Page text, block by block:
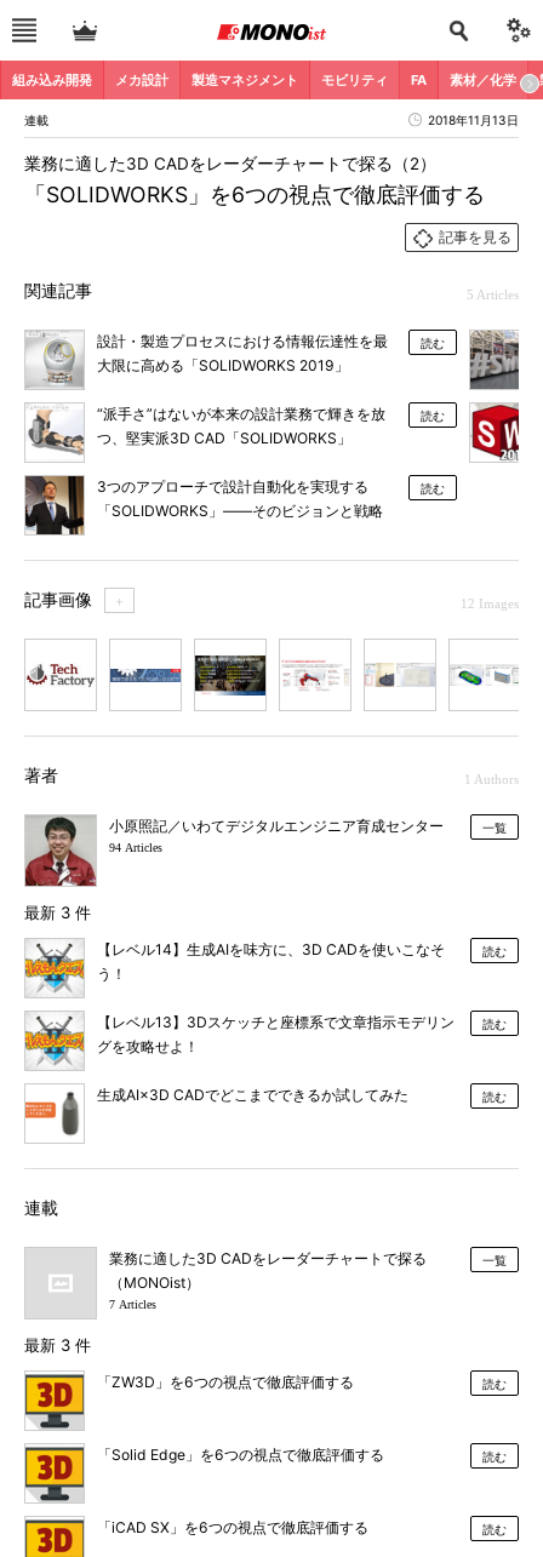
組み込み開発 メカ設計 製造マネジメント モビリティ FA 素材／化学
連載 2018年11月13日
「SOLIDWORKS」を6つの視点で徹底評価する
業務に適した3D CADをレーダーチャートで探る（2）
記事を見る
関連記事 5 Articles
設計・製造プロセスにおける情報伝達性を最
大限に高める「SOLIDWORKS 2019」
読む
“派手さ”はないが本来の設計業務で輝きを放
つ、堅実派3D CAD「SOLIDWORKS」
読む
3つのアプローチで設計自動化を実現する
「SOLIDWORKS」――そのビジョンと戦略
読む
記事画像 ＋ 12 Images
著者 1 Authors
小原照記／いわてデジタルエンジニア育成センター
94 Articles
一覧
最新 3 件
【レベル14】生成AIを味方に、3D CADを使いこなそ
う！
読む
【レベル13】3Dスケッチと座標系で文章指示モデリン
グを攻略せよ！
読む
生成AI×3D CADでどこまでできるか試してみた 読む
連載
業務に適した3D CADをレーダーチャートで探る
（MONOist）
7 Articles
一覧
最新 3 件
「ZW3D」を6つの視点で徹底評価する 読む
「Solid Edge」を6つの視点で徹底評価する 読む
「iCAD SX」を6つの視点で徹底評価する 読む